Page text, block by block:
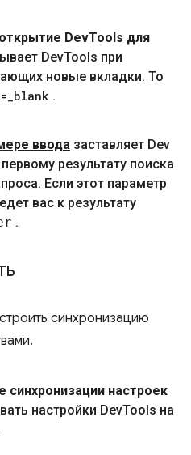
DevTools для
DevTools при
новые вкладки. То
_blank .
ввода заставляет Dev
результату поиска
. Если этот параметр
вас к результату
.
синхронизацию
синхронизации настроек
настройки DevTools на